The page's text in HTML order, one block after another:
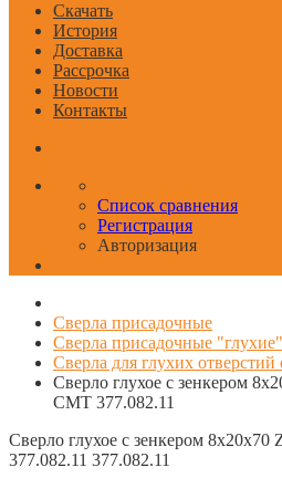
Скачать
История
Доставка
Рассрочка
Новости
Контакты
Список сравнения
Регистрация
Авторизация
Сверла присадочные
Сверла присадочные
Сверла для глухих отверстий
Сверло глухое с зенкером
CMT 377.082.11
Сверло глухое с зенкером
377.082.11 377.082.11